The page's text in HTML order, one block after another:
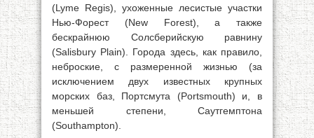
(Lyme Regis), ухоженные лесистые участки
Нью-Форест (New Forest), а также
бескрайнюю Солсберийскую равнину
(Salisbury Plain). Города здесь, как правило,
неброские, с размеренной жизнью (за
исключением двух известных крупных
морских баз, Портсмута (Portsmouth) и, в
меньшей степени, Саутгемптона
(Southampton).